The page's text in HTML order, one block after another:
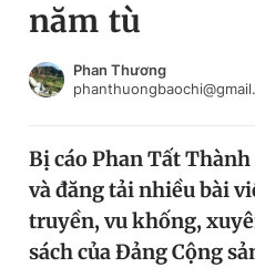
Chuyên mục khác
Chào ngày mới
Video
Đăng xuất
năm tù
Phan Thương
Bị cáo Phan Tất
và đăng tải nhiều bài
truyền, vu khống,
sách của Đảng Cộng